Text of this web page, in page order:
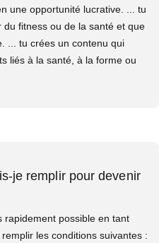
une opportunité lucrative. ... tu
fitness ou de la santé et que
... tu crées un contenu qui
liés à la santé, à la forme ou
je remplir pour devenir
rapidement possible en tant
les conditions suivantes :